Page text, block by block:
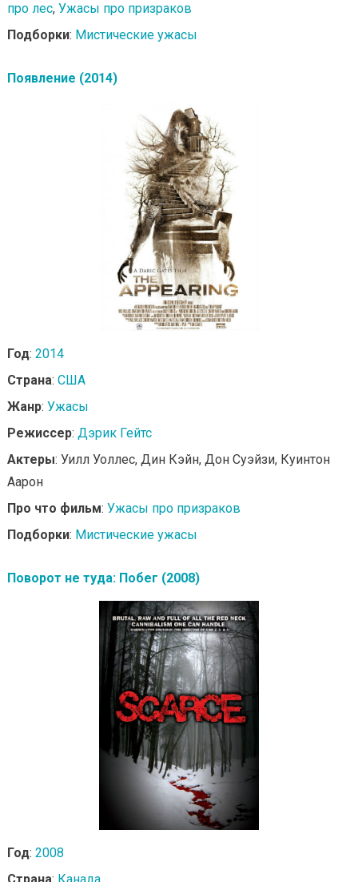
про лес, Ужасы про призраков
Подборки: Мистические ужасы
Появление (2014)
Год: 2014
Страна: США
Жанр: Ужасы
Режиссер: Дэрик Гейтс
Актеры: Уилл Уоллес, Дин Кэйн, Дон Суэйзи, Куинтон
Аарон
Про что фильм: Ужасы про призраков
Подборки: Мистические ужасы
Поворот не туда: Побег (2008)
Год: 2008